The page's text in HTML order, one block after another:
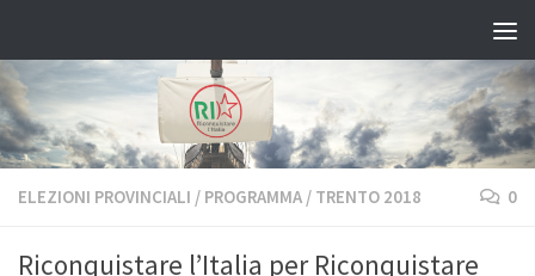
ELEZIONI PROVINCIALI / PROGRAMMA / TRENTO 2018 0
Riconquistare l’Italia per Riconquistare